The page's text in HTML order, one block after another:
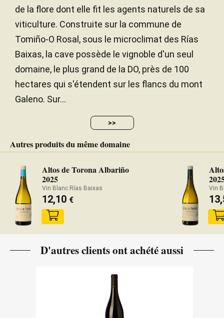
de la flore dont elle fit les agents naturels de sa
viticulture. Construite sur la commune de
Tomiño-O Rosal, sous le microclimat des Rías
Baixas, la cave possède le vignoble d'un seul
domaine, le plus grand de la DO, près de 100
hectares qui s'étendent sur les flancs du mont
Galeno. Sur...
>>
Autres produits du même domaine
Altos de Torona Albariño
2025
Vin Blanc Rías Baixas
12,10 €
Vin
D'autres clients ont achété aussi